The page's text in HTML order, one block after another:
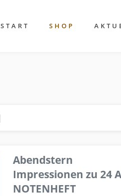
START SHOP
Abendstern
Impressionen zu 24
NOTENHEFT